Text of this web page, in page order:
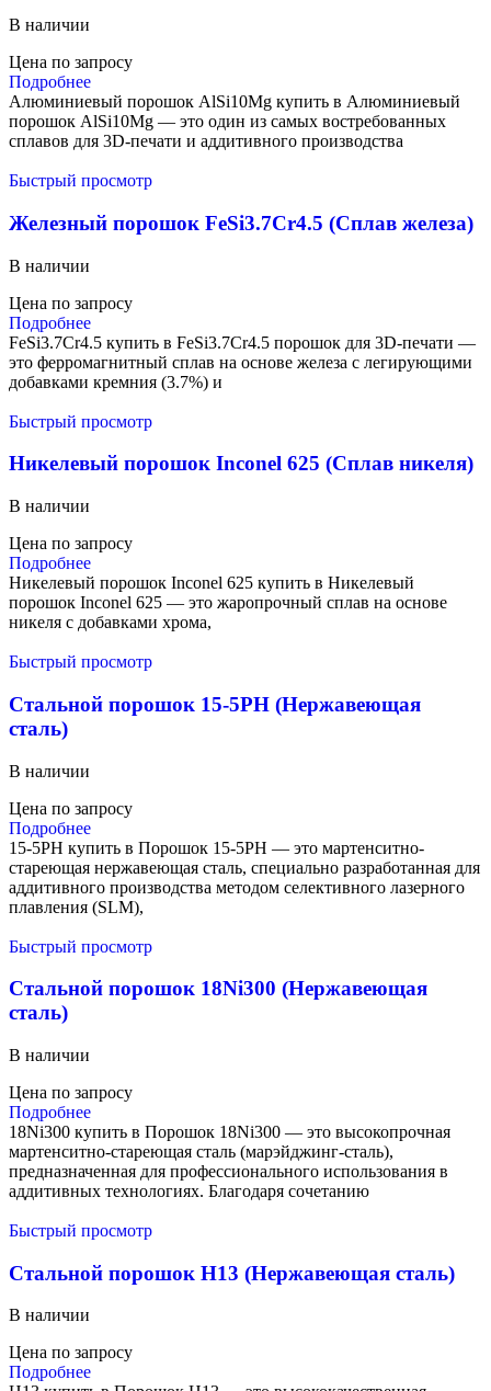
В наличии
Цена по запросу
Подробнее
Алюминиевый порошок AlSi10Mg купить в Алюминиевый
порошок AlSi10Mg — это один из самых востребованных
сплавов для 3D-печати и аддитивного производства
Быстрый просмотр
Железный порошок FeSi3.7Cr4.5 (Сплав железа)
В наличии
Цена по запросу
Подробнее
FeSi3.7Cr4.5 купить в FeSi3.7Cr4.5 порошок для 3D-печати —
это ферромагнитный сплав на основе железа с легирующими
добавками кремния (3.7%) и
Быстрый просмотр
Никелевый порошок Inconel 625 (Сплав никеля)
В наличии
Цена по запросу
Подробнее
Никелевый порошок Inconel 625 купить в Никелевый
порошок Inconel 625 — это жаропрочный сплав на основе
никеля с добавками хрома,
Быстрый просмотр
Стальной порошок 15-5PH (Нержавеющая
сталь)
В наличии
Цена по запросу
Подробнее
15-5PH купить в Порошок 15-5PH — это мартенситно-
стареющая нержавеющая сталь, специально разработанная для
аддитивного производства методом селективного лазерного
плавления (SLM),
Быстрый просмотр
Стальной порошок 18Ni300 (Нержавеющая
сталь)
В наличии
Цена по запросу
Подробнее
18Ni300 купить в Порошок 18Ni300 — это высокопрочная
мартенситно-стареющая сталь (марэйджинг-сталь),
предназначенная для профессионального использования в
аддитивных технологиях. Благодаря сочетанию
Быстрый просмотр
Стальной порошок H13 (Нержавеющая сталь)
В наличии
Цена по запросу
Подробнее